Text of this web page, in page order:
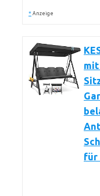
* Anzeige
mit
für